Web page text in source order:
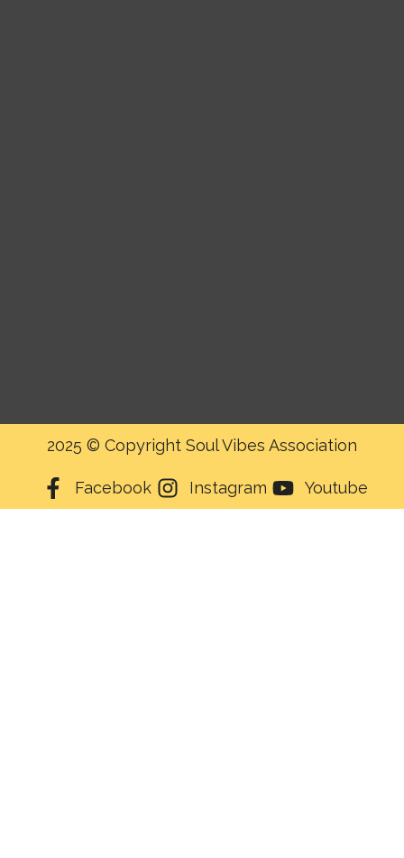
2025 © Copyright Soul Vibes Association
Facebook Instagram Youtube